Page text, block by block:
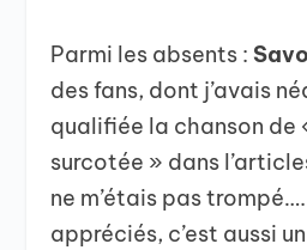
Parmi les absents :
des fans, dont j’avais
qualifiée la chanson de
surcotée » dans
ne m’étais pas
appréciés, c’est aussi